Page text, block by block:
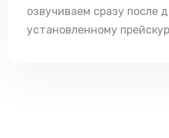
озвучиваем сразу после
установленному